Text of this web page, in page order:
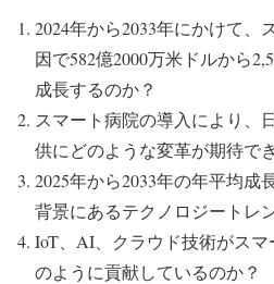
2024年から2033年にかけて、
因で582億2000万米ドルから
成長するのか？
スマート病院の導入により、
供にどのような変革が期待で
2025年から2033年の年平均成
背景にあるテクノロジートレ
IoT、AI、クラウド技術がス
のように貢献しているのか？